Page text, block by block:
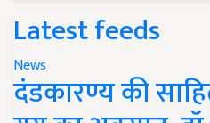
Latest feeds
News
दंडकारण्य की